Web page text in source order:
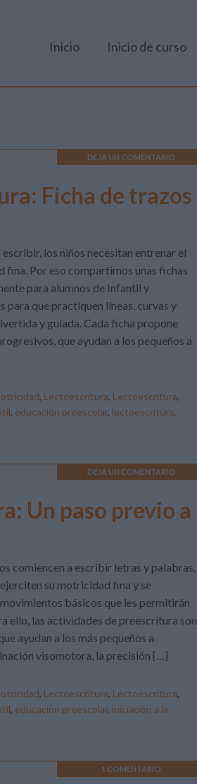
Inicio Inicio de curso
DEJA UN COMENTARIO
Ficha de trazos
los niños necesitan entrenar el
Por eso compartimos unas fichas
para alumnos de Infantil y
para que practiquen líneas, curvas y
y guiada. Cada ficha propone
que ayudan a los pequeños a
, Lectoescritura, Lectoescritura,
, educación preescolar, lectoescritura,
DEJA UN COMENTARIO
Un paso previo a
comiencen a escribir letras y palabras,
su motricidad fina y se
básicos que les permitirán
ello, las actividades de preescritura son
ayudan a los más pequeños a
visomotora, la precisión […]
, Lectoescritura, Lectoescritura,
, educación preescolar, iniciación a la
1 COMENTARIO